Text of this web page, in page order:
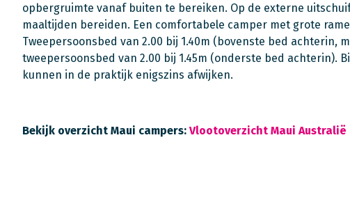
opbergruimte vanaf buiten te bereiken. Op de externe
maaltijden bereiden. Een comfortabele camper met grote
Tweepersoonsbed van 2.00 bij 1.40m (bovenste bed achterin,
tweepersoonsbed van 2.00 bij 1.45m (onderste bed achterin).
kunnen in de praktijk enigszins afwijken.
Bekijk overzicht Maui campers: Vlootoverzicht Maui Australië